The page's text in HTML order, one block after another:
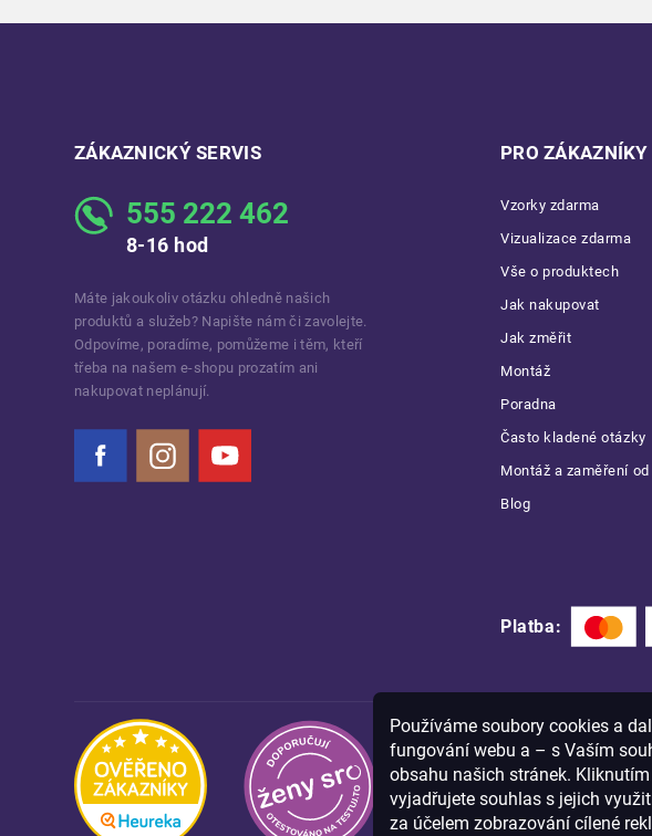
Používáme soubory cookies a
fungování webu a – s Vaším
obsahu našich stránek.
vyjadřujete souhlas s jejich
za účelem zobrazování cílené
ZÁKAZNICKÝ SERVIS
555 222 462
8-16 hod
Máte jakoukoliv otázku ohledně našich
produktů a služeb? Napište nám či zavolejte.
Odpovíme, poradíme, pomůžeme i těm, kteří
třeba na našem e-shopu prozatím ani
nakupovat neplánují.
Instagram
PRO ZÁKAZNÍKY
Vzorky zdarma
Vizualizace zdarma
Vše o produktech
Jak nakupovat
Jak změřit
Montáž
Poradna
Často kladené otázky
Montáž a zaměření od
Blog
Platba: